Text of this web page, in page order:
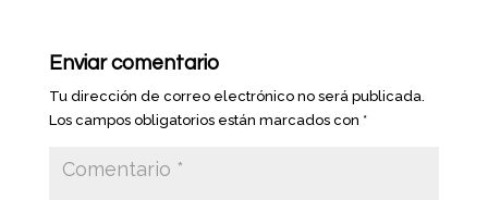
Enviar comentario
Tu dirección de correo electrónico no será publicada.
Los campos obligatorios están marcados con *